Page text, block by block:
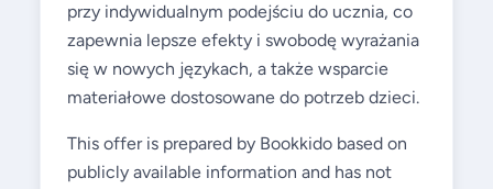
przy indywidualnym podejściu do ucznia, co
zapewnia lepsze efekty i swobodę wyrażania
się w nowych językach, a także wsparcie
materiałowe dostosowane do potrzeb dzieci.
This offer is prepared by Bookkido based on
publicly available information and has not